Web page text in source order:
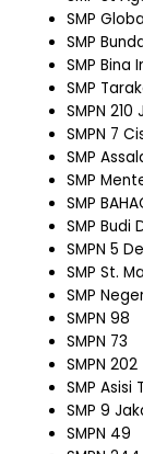
SMP
SMP
SMP Bina
SMP
SMPN
SMPN 7
SMP
SMP
SMP
SMP Budi
SMPN 5
SMP St.
SMP
SMPN 98
SMPN 73
SMPN 202
SMP Asisi
SMP 9
SMPN 49